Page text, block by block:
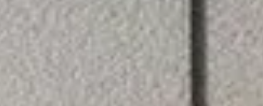
Hofhaus
Ferienwohnung
10 Vorteile für Direktbucher
ENTSPANNUNG